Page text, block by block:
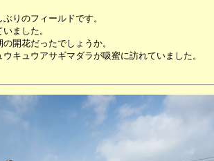
りのフィールドです。
ました。
開花だったでしょうか。
キュウアサギマダラが吸蜜に訪れていました。